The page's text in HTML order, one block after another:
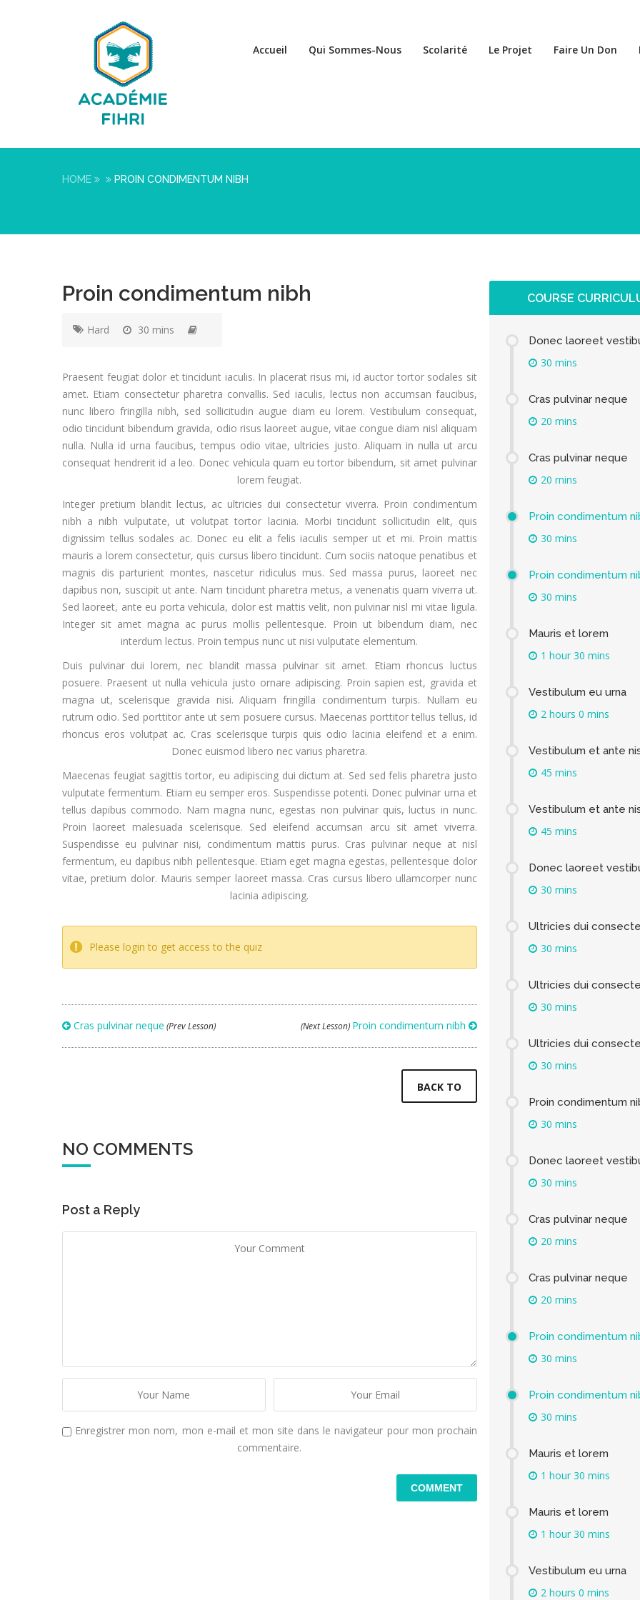
Accueil Qui Sommes-Nous Scolarité Le Projet Faire Un Don
HOME PROIN CONDIMENTUM NIBH
Proin condimentum nibh
Hard 30 mins
Praesent feugiat dolor et tincidunt iaculis. In placerat risus mi, id auctor tortor sodales sit
amet. Etiam consectetur pharetra convallis. Sed iaculis, lectus non accumsan faucibus,
nunc libero fringilla nibh, sed sollicitudin augue diam eu lorem. Vestibulum consequat,
odio tincidunt bibendum gravida, odio risus laoreet augue, vitae congue diam nisl aliquam
nulla. Nulla id urna faucibus, tempus odio vitae, ultricies justo. Aliquam in nulla ut arcu
consequat hendrerit id a leo. Donec vehicula quam eu tortor bibendum, sit amet pulvinar
lorem feugiat.
Integer pretium blandit lectus, ac ultricies dui consectetur viverra. Proin condimentum
nibh a nibh vulputate, ut volutpat tortor lacinia. Morbi tincidunt sollicitudin elit, quis
dignissim tellus sodales ac. Donec eu elit a felis iaculis semper ut et mi. Proin mattis
mauris a lorem consectetur, quis cursus libero tincidunt. Cum sociis natoque penatibus et
magnis dis parturient montes, nascetur ridiculus mus. Sed massa purus, laoreet nec
dapibus non, suscipit ut ante. Nam tincidunt pharetra metus, a venenatis quam viverra ut.
Sed laoreet, ante eu porta vehicula, dolor est mattis velit, non pulvinar nisl mi vitae ligula.
Integer sit amet magna ac purus mollis pellentesque. Proin ut bibendum diam, nec
interdum lectus. Proin tempus nunc ut nisi vulputate elementum.
Duis pulvinar dui lorem, nec blandit massa pulvinar sit amet. Etiam rhoncus luctus
posuere. Praesent ut nulla vehicula justo ornare adipiscing. Proin sapien est, gravida et
magna ut, scelerisque gravida nisi. Aliquam fringilla condimentum turpis. Nullam eu
rutrum odio. Sed porttitor ante ut sem posuere cursus. Maecenas porttitor tellus tellus, id
rhoncus eros volutpat ac. Cras scelerisque turpis quis odio lacinia eleifend et a enim.
Donec euismod libero nec varius pharetra.
Maecenas feugiat sagittis tortor, eu adipiscing dui dictum at. Sed sed felis pharetra justo
vulputate fermentum. Etiam eu semper eros. Suspendisse potenti. Donec pulvinar urna et
tellus dapibus commodo. Nam magna nunc, egestas non pulvinar quis, luctus in nunc.
Proin laoreet malesuada scelerisque. Sed eleifend accumsan arcu sit amet viverra.
Suspendisse eu pulvinar nisi, condimentum mattis purus. Cras pulvinar neque at nisl
fermentum, eu dapibus nibh pellentesque. Etiam eget magna egestas, pellentesque dolor
vitae, pretium dolor. Mauris semper laoreet massa. Cras cursus libero ullamcorper nunc
lacinia adipiscing.
Please login to get access to the quiz
Cras pulvinar neque (Prev Lesson) (Next Lesson) Proin condimentum nibh
BACK TO
NO COMMENTS
Post a Reply
Enregistrer mon nom, mon e-mail et mon site dans le navigateur pour mon prochain
commentaire.
COURSE
Donec laoreet
30 mins
Cras pulvinar neque
20 mins
Cras pulvinar neque
20 mins
Proin condimentum
30 mins
Proin condimentum
30 mins
Mauris et lorem
1 hour 30 mins
Vestibulum eu urna
2 hours 0 mins
Vestibulum et ante
45 mins
Vestibulum et ante
45 mins
Donec laoreet
30 mins
Ultricies dui
30 mins
Ultricies dui
30 mins
Ultricies dui
30 mins
Proin condimentum
30 mins
Donec laoreet
30 mins
Cras pulvinar neque
20 mins
Cras pulvinar neque
20 mins
Proin condimentum
30 mins
Proin condimentum
30 mins
Mauris et lorem
1 hour 30 mins
Mauris et lorem
1 hour 30 mins
Vestibulum eu urna
2 hours 0 mins